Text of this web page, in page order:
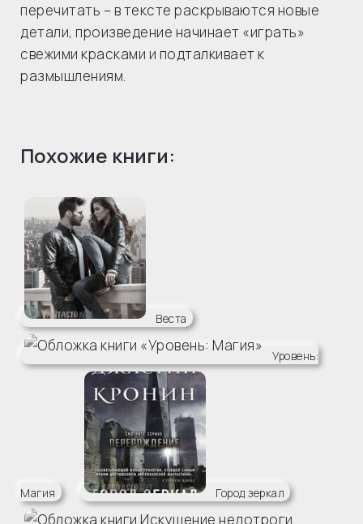
перечитать – в тексте раскрываются новые
детали, произведение начинает «играть»
свежими красками и подталкивает к
размышлениям.
Похожие книги:
Веста
Уровень:
Магия Город зеркал